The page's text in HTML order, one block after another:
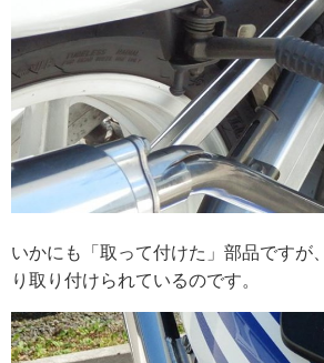
いかにも「取って付けた」部品ですが
り取り付けられているのです。